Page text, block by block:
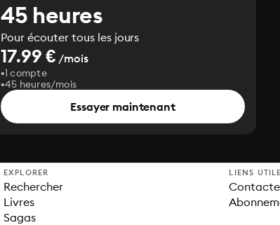
45 heures
Pour écouter tous les jours
17.99 € /mois
1 compte
45 heures/mois
Essayer maintenant
EXPLORER
Rechercher
Livres
Sagas
LIENS